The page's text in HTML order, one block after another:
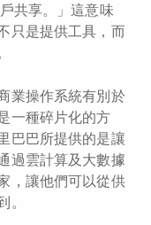
共享。」這意味
只是提供工具，而
業操作系統有別於
一種碎片化的方
巴巴所提供的是讓
過雲計算及大數據
，讓他們可以從供
。